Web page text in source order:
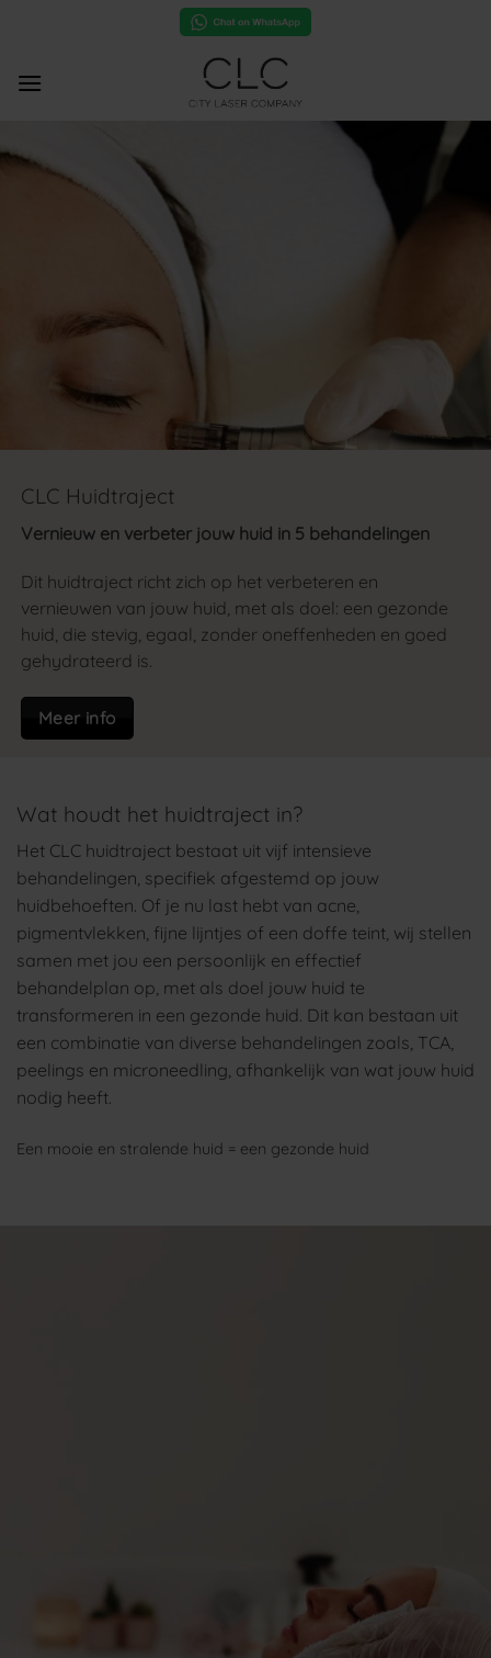
CLC Huidtraject
Vernieuw en verbeter jouw huid in 5 behandelingen
Dit huidtraject richt zich op het verbeteren en
vernieuwen van jouw huid, met als doel: een gezonde
huid, die stevig, egaal, zonder oneffenheden en goed
gehydrateerd is.
Meer info
Wat houdt het huidtraject in?
Het CLC huidtraject bestaat uit vijf intensieve
behandelingen, specifiek afgestemd op jouw
huidbehoeften. Of je nu last hebt van acne,
pigmentvlekken, fijne lijntjes of een doffe teint, wij stellen
samen met jou een persoonlijk en effectief
behandelplan op, met als doel jouw huid te
transformeren in een gezonde huid. Dit kan bestaan uit
een combinatie van diverse behandelingen zoals, TCA,
peelings en microneedling, afhankelijk van wat jouw huid
nodig heeft.
Een mooie en stralende huid = een gezonde huid